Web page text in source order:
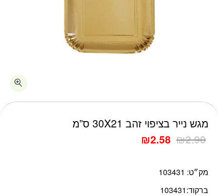
מגש נייר בציפוי זהב 30X21 ס”מ
₪2.90
₪2.58
מק״ט: 103431
ברקוד:103431
כמות מגש נייר בציפוי זהב 30X21 ס"מ